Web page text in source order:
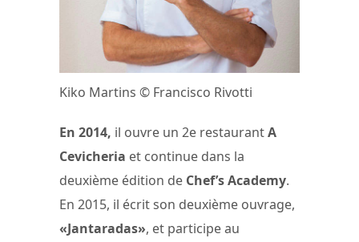
Kiko Martins © Francisco Rivotti
En 2014, il ouvre un 2e restaurantA
Cevicheria et continue dans la
deuxième édition de Chef’s Academy.
En 2015, il écrit son deuxième ouvrage,
«Jantaradas», et participe au